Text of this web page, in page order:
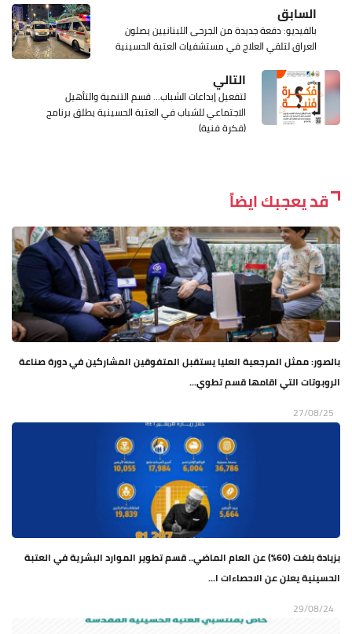
السابق
بالفيديو: دفعة جديدة من الجرحى اللبنانيين يصلون
العراق لتلقي العلاج في مستشفيات العتبة الحسينية
التالي
لتفعيل إبداعات الشباب... قسم التنمية والتأهيل
الاجتماعي للشباب في العتبة الحسينية يطلق برنامج
(فكرة فنية)
قد يعجبك ايضاً
بالصور: ممثل المرجعية العليا يستقبل المتفوقين المشاركين في دورة صناعة
الروبوتات التي اقامها قسم تطوي...
27/08/25
بزيادة بلغت (60%) عن العام الماضي.. قسم تطوير الموارد البشرية في العتبة
الحسينية يعلن عن الاحصاءات ا...
29/08/24